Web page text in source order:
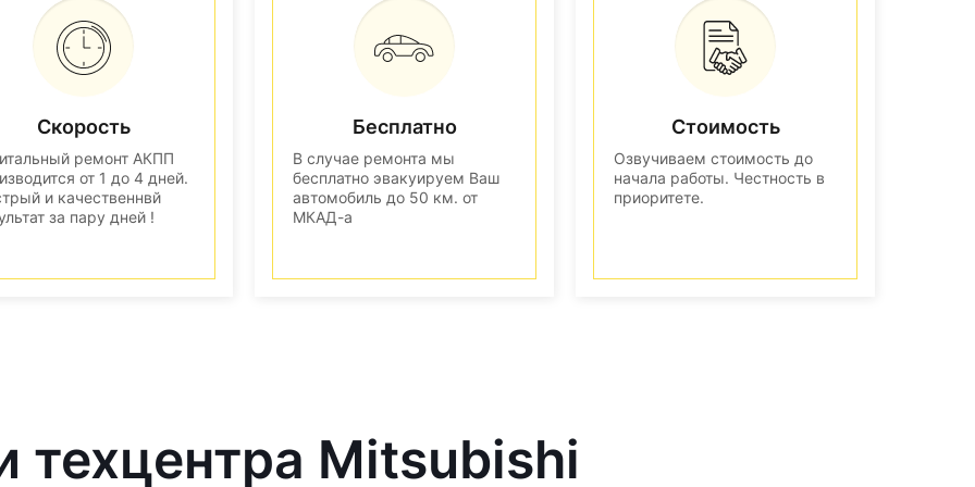
Скорость
ремонт АКПП
от 1 до 4 дней.
и качественнвй
за пару дней !
Бесплатно
В случае ремонта мы
бесплатно эвакуируем Ваш
автомобиль до 50 км. от
МКАД-а
Стоимость
Озвучиваем стоимость до
начала работы. Честность в
приоритете.
техцентра Mitsubishi